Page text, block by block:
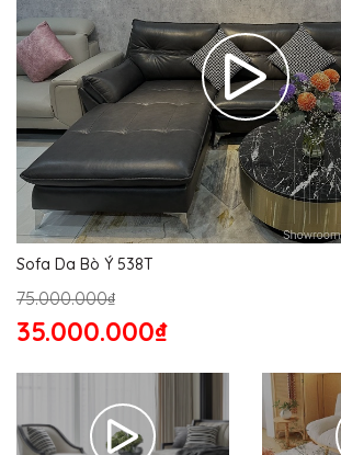
Sofa Da Bò Ý 538T
75.000.000₫
35.000.000₫